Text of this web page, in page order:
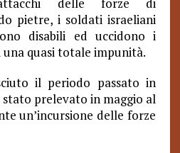
pietre, i soldati israeliani
disabili ed uccidono i
quasi totale impunità.
il periodo passato in
prelevato in maggio al
un’incursione delle forze